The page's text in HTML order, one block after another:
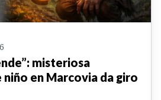
misteriosa
en Marcovia da giro